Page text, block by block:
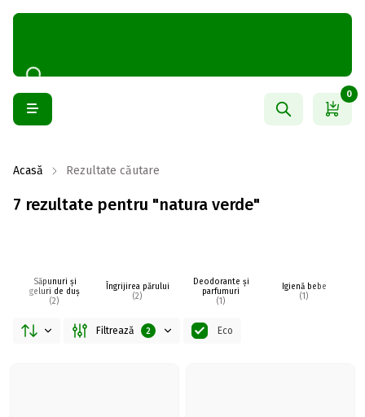
0
Acasă Rezultate căutare
7 rezultate pentru "natura verde"
Săpunuri și
geluri de duș
(2)
Îngrijirea părului
(2)
Deodorante și
parfumuri
(1)
Igienă bebe
(1)
Filtrează 2 Eco